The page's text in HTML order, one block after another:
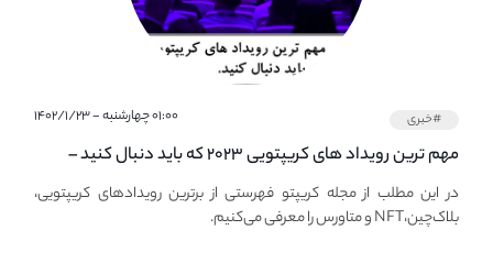
#خبری ۰۱:۰۰ چهارشنبه - ۱۴۰۲/۱/۲۳
مهم ترین رویداد های کریپتویی ۲۰۲۳ که باید دنبال کنید –
معرفی بهترین رویداد های جهانی
در این مطلب از مجله کریپتو فهرستی از برترین رویدادهای کریپتویی،
بلاک‌چین،NFT و متاورس را معرفی می‌کنیم.